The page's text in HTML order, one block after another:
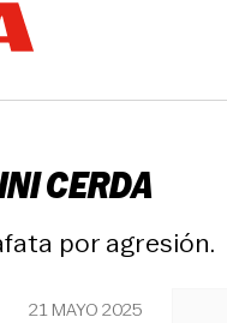
CERDA
por agresión.
21 MAYO 2025